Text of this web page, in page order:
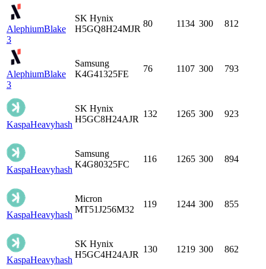
AlephiumBlake
3
SK Hynix
H5GQ8H24MJR
80 1134 300 812
AlephiumBlake
3
Samsung
K4G41325FE
76 1107 300 793
KaspaHeavyhash
SK Hynix
H5GC8H24AJR
132 1265 300 923
KaspaHeavyhash
Samsung
K4G80325FC
116 1265 300 894
KaspaHeavyhash
Micron
MT51J256M32
119 1244 300 855
KaspaHeavyhash
SK Hynix
H5GC4H24AJR
130 1219 300 862